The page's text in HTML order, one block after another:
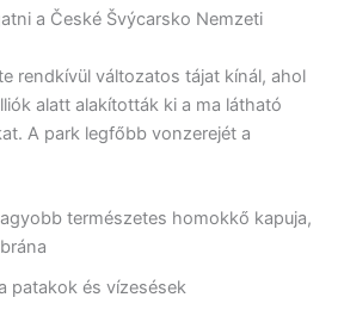
a České Švýcarsko Nemzeti
rendkívül változatos tájat kínál, ahol
alatt alakították ki a ma látható
A park legfőbb vonzerejét a
természetes homokkő kapuja,
patakok és vízesések